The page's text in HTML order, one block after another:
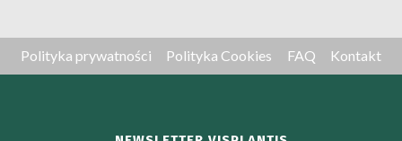
Polityka prywatności Polityka Cookies FAQ Kontakt